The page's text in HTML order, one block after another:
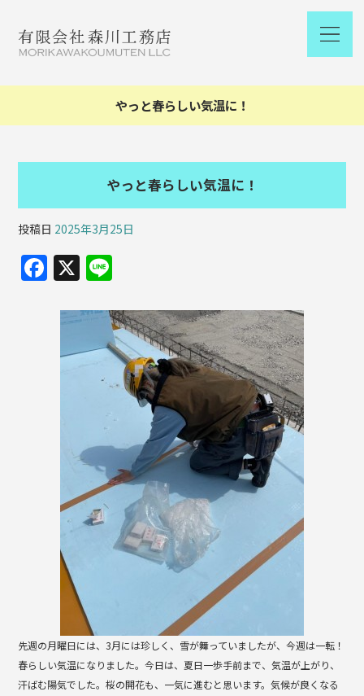
やっと春らしい気温に！
やっと春らしい気温に！
投稿日 2025年3月25日
F
c
e
X
e
先週の月曜日には、3月には珍しく、雪が舞っていましたが、今週は一転！
春らしい気温になりました。今日は、夏日一歩手前まで、気温が上がり、
汗ばむ陽気でした。桜の開花も、一気に進むと思います。気候が良くなる